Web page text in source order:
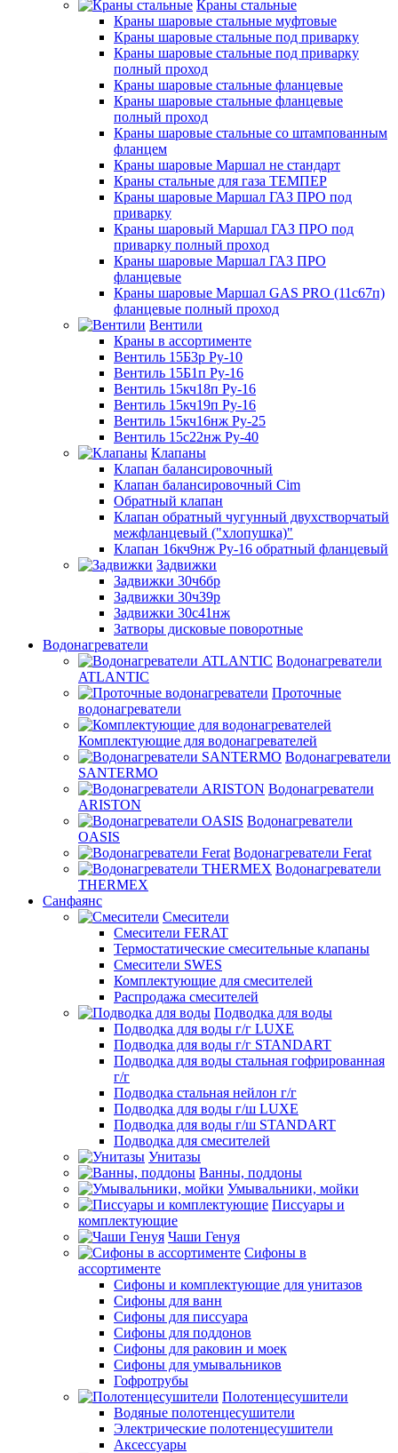
Краны стальные
Краны шаровые стальные муфтовые
Краны шаровые стальные под приварку
Краны шаровые стальные под приварку
полный проход
Краны шаровые стальные фланцевые
Краны шаровые стальные фланцевые
полный проход
Краны шаровые стальные со штампованным
фланцем
Краны шаровые Маршал не стандарт
Краны стальные для газа ТЕМПЕР
Краны шаровые Маршал ГАЗ ПРО под
приварку
Краны шаровый Маршал ГАЗ ПРО под
приварку полный проход
Краны шаровые Маршал ГАЗ ПРО
фланцевые
Краны шаровые Маршал GAS PRO (11с67п)
фланцевые полный проход
Вентили
Краны в ассортименте
Вентиль 15Б3р Ру-10
Вентиль 15Б1п Ру-16
Вентиль 15кч18п Ру-16
Вентиль 15кч19п Ру-16
Вентиль 15кч16нж Ру-25
Вентиль 15с22нж Ру-40
Клапаны
Клапан балансировочный
Клапан балансировочный Cim
Обратный клапан
Клапан обратный чугунный двухстворчатый
межфланцевый ("хлопушка)"
Клапан 16кч9нж Ру-16 обратный фланцевый
Задвижки
Задвижки 30ч6бр
Задвижки 30ч39р
Задвижки 30с41нж
Затворы дисковые поворотные
Водонагреватели
Водонагреватели
ATLANTIC
Проточные
водонагреватели
Комплектующие для водонагревателей
Водонагреватели
SANTERMO
Водонагреватели
ARISTON
Водонагреватели
OASIS
Водонагреватели Ferat
Водонагреватели
THERMEX
Санфаянс
Смесители
Смесители FERAT
Термостатические смесительные клапаны
Смесители SWES
Комплектующие для смесителей
Распродажа смесителей
Подводка для воды
Подводка для воды г/г LUXE
Подводка для воды г/г STANDART
Подводка для воды стальная гофрированная
г/г
Подводка стальная нейлон г/г
Подводка для воды г/ш LUXE
Подводка для воды г/ш STANDART
Подводка для смесителей
Унитазы
Ванны, поддоны
Умывальники, мойки
Писсуары и
комплектующие
Чаши Генуя
Сифоны в
ассортименте
Сифоны и комплектующие для унитазов
Сифоны для ванн
Сифоны для писсуара
Сифоны для поддонов
Сифоны для раковин и моек
Сифоны для умывальников
Гофротрубы
Полотенцесушители
Водяные полотенцесушители
Электрические полотенцесушители
Аксессуары